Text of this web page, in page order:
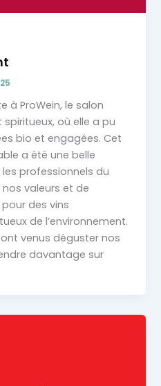
à ProWein, le salon
où elle a pu
bio et engagées. Cet
a été une belle
professionnels du
nos valeurs et de
des vins
de l’environnement.
venus déguster nos
davantage sur